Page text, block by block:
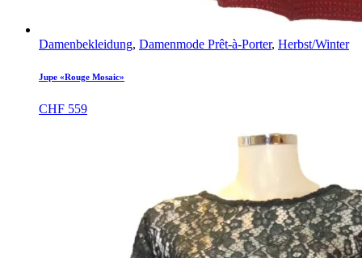
Damenbekleidung, Damenmode Prêt-à-Porter, Herbst/Winter
Jupe «Rouge Mosaic»
CHF 559